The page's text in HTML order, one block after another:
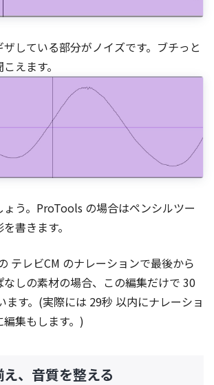
している部分がノイズです。ブチっと
えます。
う。ProTools の場合はペンシルツー
書きます。
テレビCM のナレーションで最後から
しの素材の場合、この編集だけで 30
ます。(実際には 29秒 以内にナレーショ
集もします。)
、音質を整える